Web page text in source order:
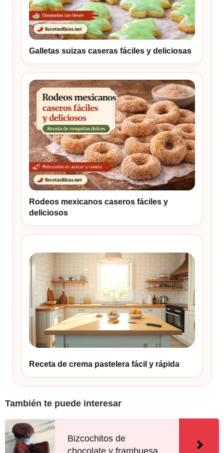
Galletas suizas caseras fáciles y deliciosas
Rodeos mexicanos caseros fáciles y
deliciosos
Receta de crema pastelera fácil y rápida
También te puede interesar
Bizcochitos de